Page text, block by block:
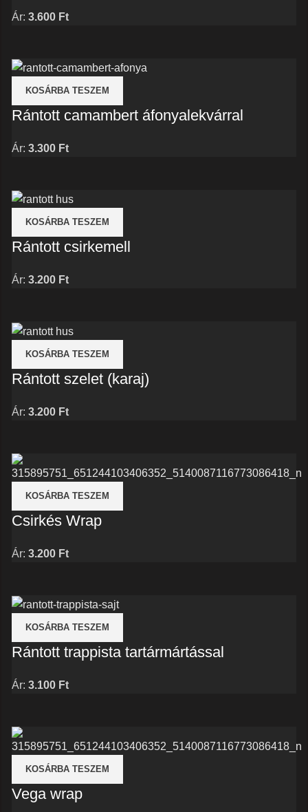
Ár: 3.600 Ft
KOSÁRBA TESZEM
Rántott camambert áfonyalekvárral
Ár: 3.300 Ft
KOSÁRBA TESZEM
Rántott csirkemell
Ár: 3.200 Ft
KOSÁRBA TESZEM
Rántott szelet (karaj)
Ár: 3.200 Ft
KOSÁRBA TESZEM
Csirkés Wrap
Ár: 3.200 Ft
KOSÁRBA TESZEM
Rántott trappista tartármártással
Ár: 3.100 Ft
KOSÁRBA TESZEM
Vega wrap